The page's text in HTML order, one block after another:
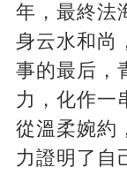
年，最終法
身云水和尚
事的最后，
力，化作一
從溫柔婉約
力證明了自